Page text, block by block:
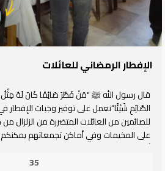
الإفطار الرمضاني للعائلات
قال رسول الله ﷺ "مَنْ فَطَّرَ صَائِمًا كَانَ لَهُ مِثْلُ
الصَّائِمِ شَيْئًا“نعمل على توفير وجبات الإفطار
للصائمين من العائلات المتضررة من الزلزال
على المخيمات وفي أماكن تجمعاتهم
أجر افطار صائم.